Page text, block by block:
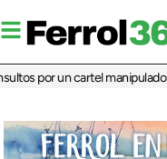
un cartel manipuladoLa